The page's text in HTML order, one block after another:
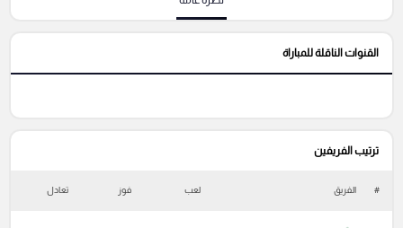
القنوات الناقلة للمباراة
ترتيب الفريفين
# الفريق لعب فوز تعادل